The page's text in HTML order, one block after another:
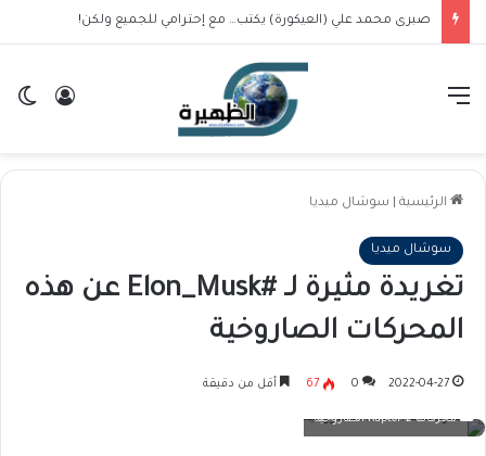
صبرى محمد علي (العيكورة) يكتب… مع إحترامي للجميع ولكن!
تسجيل القائمة
الرئيسية سوشال ميديا
سوشال ميديا
تغريدة مثيرة لـ #Elon_Musk عن هذه
المحركات الصاروخية
2022-04-27
0
67 أقل من دقيقة
محركات Raptor 2 الصاروخية